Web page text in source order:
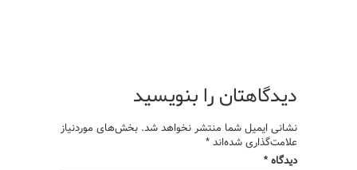
دیدگاهتان را بنویسید
نشانی ایمیل شما منتشر نخواهد شد. بخش‌های موردنیاز
علامت‌گذاری شده‌اند*
دیدگاه*